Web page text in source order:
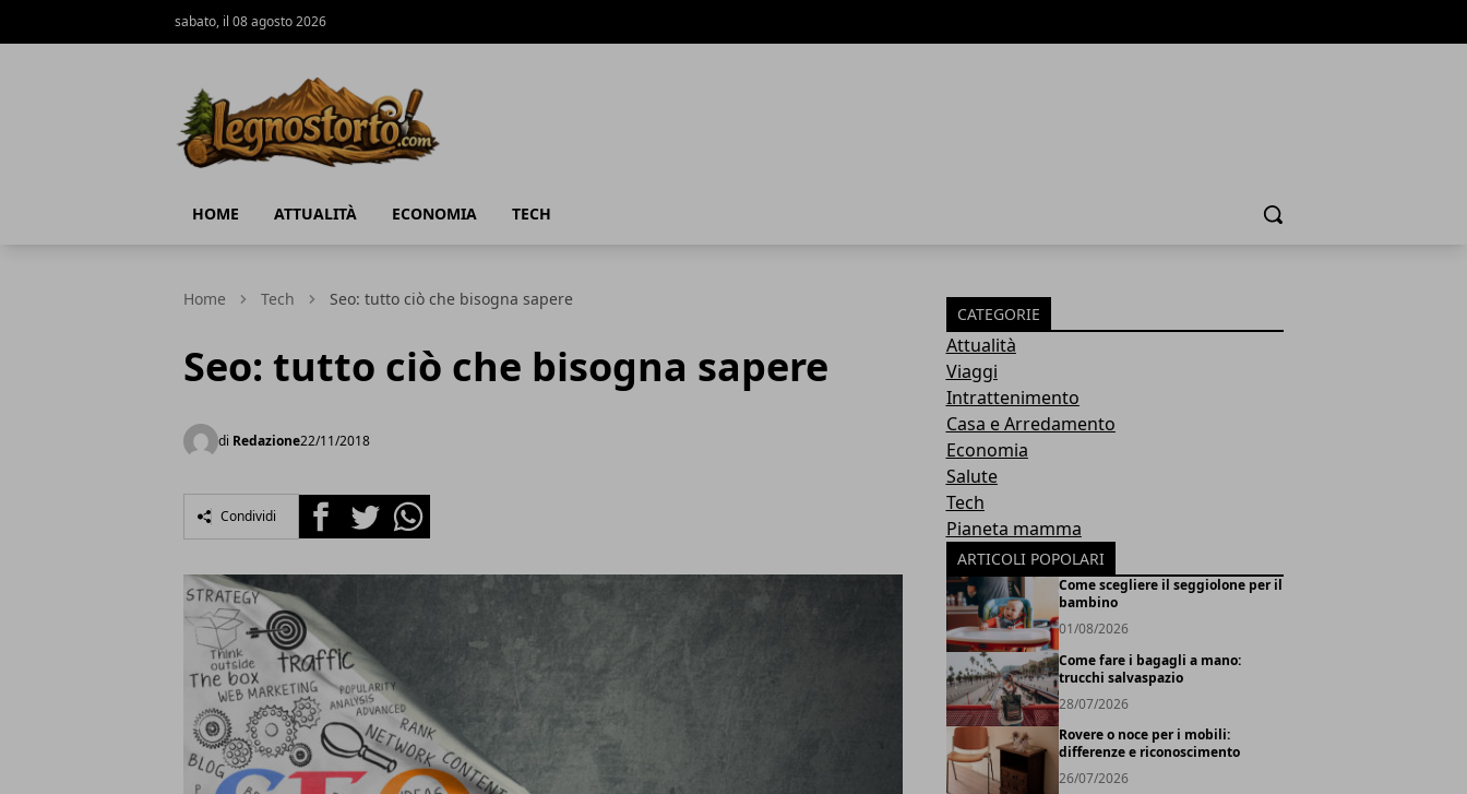
sabato, il 08 agosto 2026
HOME ATTUALITÀ ECONOMIA TECH Cerca
Home Tech Seo: tutto ciò che bisogna sapere
Seo: tutto ciò che bisogna sapere
di Redazione22/11/2018
Condividi FacebookTwitterWhatsapp
CATEGORIE
Attualità
Viaggi
Intrattenimento
Casa e Arredamento
Economia
Salute
Tech
Pianeta mamma
ARTICOLI POPOLARI
Come scegliere il seggiolone per il
bambino
01/08/2026
Come fare i bagagli a mano:
trucchi salvaspazio
28/07/2026
Rovere o noce per i mobili:
differenze e riconoscimento
26/07/2026